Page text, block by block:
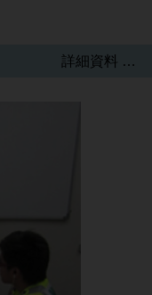
詳細資料 …